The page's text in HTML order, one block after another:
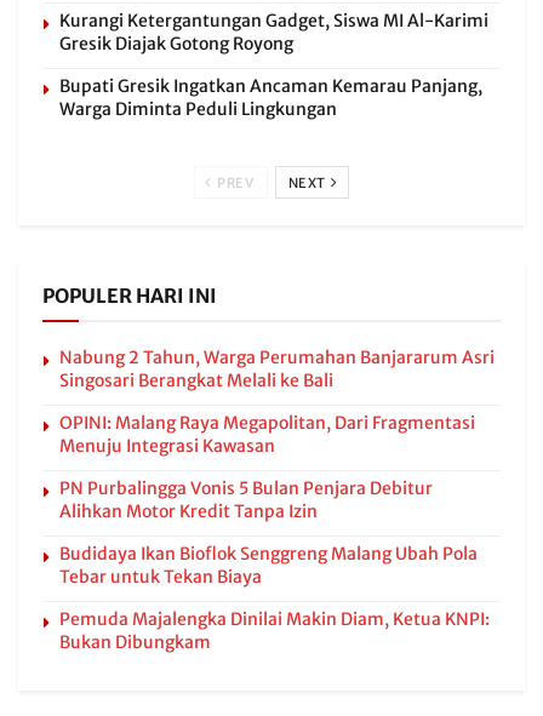
Kurangi Ketergantungan Gadget, Siswa MI Al-Karimi
Gresik Diajak Gotong Royong
Bupati Gresik Ingatkan Ancaman Kemarau Panjang,
Warga Diminta Peduli Lingkungan
PREV NEXT
POPULER HARI INI
Nabung 2 Tahun, Warga Perumahan Banjararum Asri
Singosari Berangkat Melali ke Bali
OPINI: Malang Raya Megapolitan, Dari Fragmentasi
Menuju Integrasi Kawasan
PN Purbalingga Vonis 5 Bulan Penjara Debitur
Alihkan Motor Kredit Tanpa Izin
Budidaya Ikan Bioflok Senggreng Malang Ubah Pola
Tebar untuk Tekan Biaya
Pemuda Majalengka Dinilai Makin Diam, Ketua KNPI:
Bukan Dibungkam